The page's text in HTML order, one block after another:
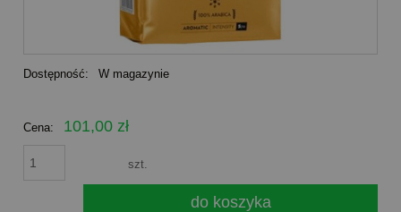
Dostępność: W magazynie
Cena: 101,00 zł
szt.
do koszyka